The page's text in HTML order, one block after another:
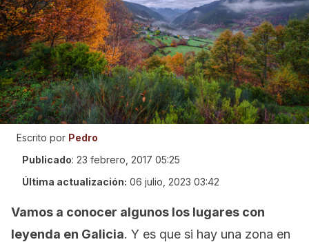
Escrito por Pedro
Publicado: 23 febrero, 2017 05:25
Última actualización: 06 julio, 2023 03:42
Vamos a conocer algunos los lugares con
leyenda en Galicia. Y es que si hay una zona en